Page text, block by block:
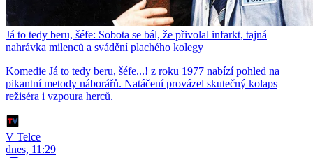
Já to tedy beru, šéfe: Sobota se bál, že přivolal infarkt, tajná
nahrávka milenců a svádění plachého kolegy
Komedie Já to tedy beru, šéfe...! z roku 1977 nabízí pohled na
pikantní metody náborářů. Natáčení provázel skutečný kolaps
režiséra i vzpoura herců.
V Telce
dnes, 11:29